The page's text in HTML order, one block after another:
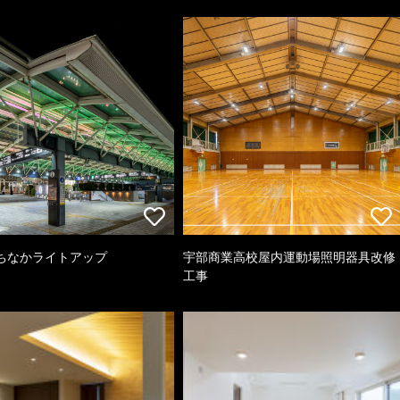
なかライトアップ
宇部商業高校屋内運動場照明器具改修
工事